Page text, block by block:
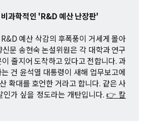
과학적인 'R&D 예산 난장판'
예산 삭감의 후폭풍이 거세게 몰아
문 송현숙 논설위원은 각 대학과 연구
줄지어 도착하고 있다고 전합니다. 과
건 윤석열 대통령이 새해 업무보고에
확대를 호언한 거라고 합니다. 같은 사
인가 싶을 정도라는 개탄입니다.👉 칼